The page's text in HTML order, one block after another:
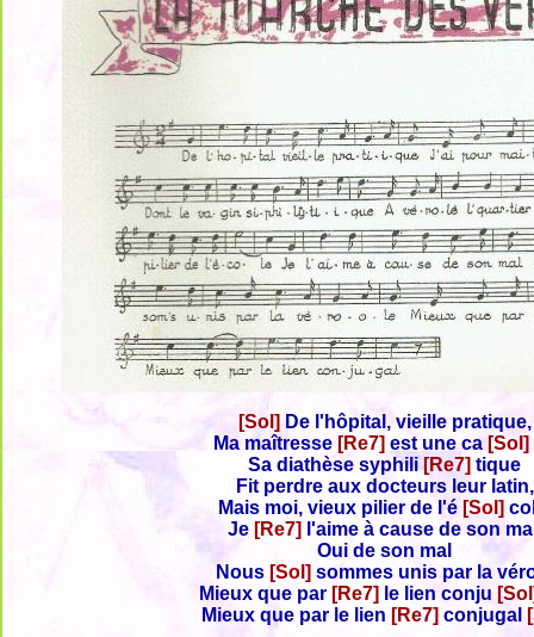
[Sol] De l'hôpital, vieille pratique,
Ma maîtresse [Re7] est une ca [Sol]
Sa diathèse syphili[Re7]tique
Fit perdre aux docteurs leur latin,
Mais moi, vieux pilier de l'é [Sol]
Je [Re7] l'aime à cause de son
Oui de son mal
Nous [Sol]sommes unis par la
Mieux que par [Re7] le lien conju
Mieux que par le lien [Re7] conjugal